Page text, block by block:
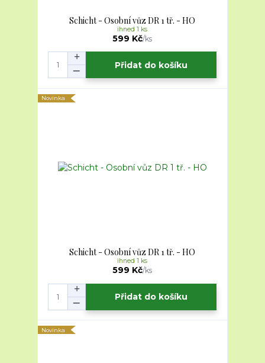
Schicht - Osobní vůz DR 1 tř. - HO
599 Kč/ks
ihned 1 ks
Přidat do košíku
Novinka
Schicht - Osobní vůz DR 1 tř. - HO
599 Kč/ks
ihned 1 ks
Přidat do košíku
Novinka